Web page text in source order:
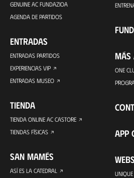
GENUINE AC FUNDAZIOA
AGENDA DE PARTIDOS
ENTRADAS
ENTRADAS PARTIDOS
EXPERIENCIAS VIP
ENTRADAS MUSEO
TIENDA
TIENDA ONLINE AC CASTORE
TIENDAS FÍSICAS
SAN MAMÉS
ASÍ ES LA CATEDRAL
MÁS
ONE
APP